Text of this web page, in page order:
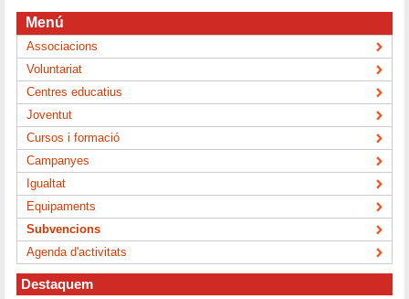
Menú
Associacions
Voluntariat
Centres educatius
Joventut
Cursos i formació
Campanyes
Igualtat
Equipaments
Subvencions
Agenda d'activitats
Destaquem